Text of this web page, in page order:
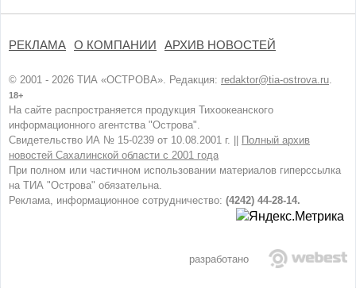
РЕКЛАМА О КОМПАНИИ АРХИВ НОВОСТЕЙ
© 2001 - 2026 ТИА «ОСТРОВА». Редакция: redaktor@tia-ostrova.ru
18+
На сайте распространяется продукция Тихоокеанского
информационного агентства "Острова".
Свидетельство ИА № 15-0239 от 10.08.2001 г. || Полный архив
новостей Сахалинской области с 2001 года
При полном или частичном использовании материалов гиперссылка
на ТИА "Острова" обязательна.
Реклама, информационное сотрудничество: (4242) 44-28-14.
разработано